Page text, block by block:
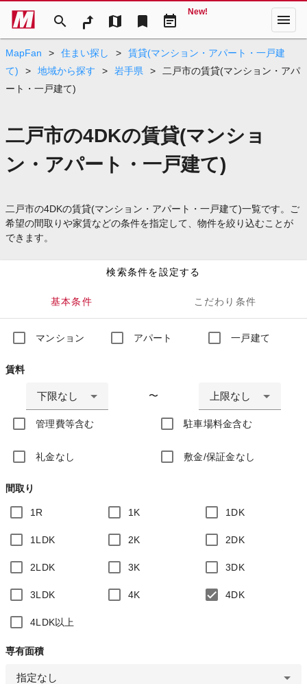
search map bookmark event_note
New! menu
MapFan > 住まい探し >
賃貸(マンション・アパート・一戸建
て)
> 地域から探す > 岩手県 >
二戸市の賃貸(マンション・アパ
ート・一戸建て)
二戸市の4DKの賃貸(マンショ
ン・アパート・一戸建て)
二戸市の4DKの賃貸(マンション・アパート・一戸建て)一覧です。ご
希望の間取りや家賃などの条件を指定して、物件を絞り込むことが
できます。
検索条件を設定する
基本条件 こだわり条件
マンション アパート 一戸建て
賃料
下限なし 〜 上限なし
管理費等含む 駐車場料金含む
礼金なし 敷金/保証金なし
間取り
1R 1K 1DK
1LDK 2K 2DK
2LDK 3K 3DK
3LDK 4K 4DK
4LDK以上
専有面積
指定なし